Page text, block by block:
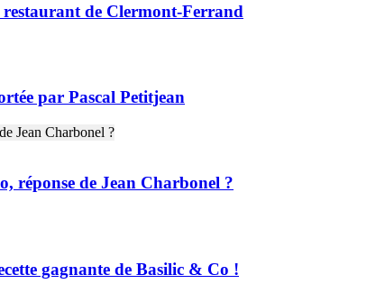
de Clermont-Ferrand
par Pascal Petitjean
réponse de Jean Charbonel ?
gagnante de Basilic & Co !